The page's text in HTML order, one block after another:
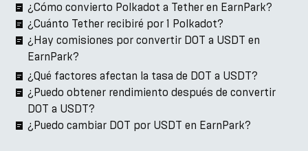
¿Cómo convierto Polkadot a Tether en EarnPark?
¿Cuánto Tether recibiré por 1 Polkadot?
¿Hay comisiones por convertir DOT a USDT en
EarnPark?
¿Qué factores afectan la tasa de DOT a USDT?
¿Puedo obtener rendimiento después de convertir
DOT a USDT?
¿Puedo cambiar DOT por USDT en EarnPark?